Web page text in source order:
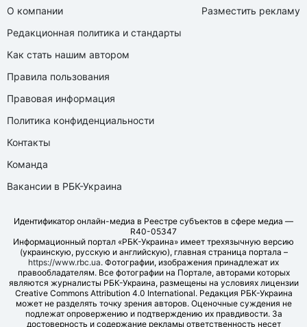
О компании
Редакционная политика и стандарты
Как стать нашим автором
Правила пользования
Правовая информация
Политика конфиденциальности
Контакты
Команда
Вакансии в РБК-Украина
Разместить рекламу
Идентификатор онлайн-медиа в Реестре субъектов в сфере медиа —
R40-05347
Информационный портал «РБК-Украина» имеет трехязычную версию
(украинскую, русскую и английскую), главная страница портала –
https://www.rbc.ua. Фотографии, изображения принадлежат их
правообладателям. Все фотографии на Портале, авторами которых
являются журналисты РБК-Украина, размещены на условиях лицензии
Creative Commons Attribution 4.0 International. Редакция РБК-Украина
может не разделять точку зрения авторов. Оценочные суждения не
подлежат опровержению и подтверждению их правдивости. За
достоверность и содержание рекламы ответственность несет